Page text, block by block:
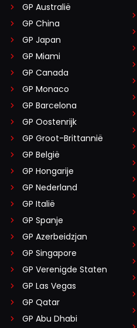
GP Australië
GP China
GP Japan
GP Miami
GP Canada
GP Monaco
GP Barcelona
GP Oostenrijk
GP Groot-Brittannië
GP België
GP Hongarije
GP Nederland
GP Italië
GP Spanje
GP Azerbeidzjan
GP Singapore
GP Verenigde Staten
GP Las Vegas
GP Qatar
GP Abu Dhabi